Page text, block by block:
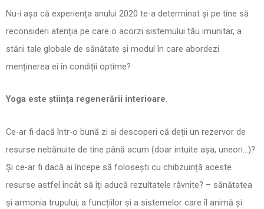
Nu-i așa că experiența anului 2020 te-a determinat și pe tine să
reconsideri atenția pe care o acorzi sistemului tău imunitar, a
stării tale globale de sănătate și modul în care abordezi
menținerea ei în condiții optime?
Yoga este știința regenerării interioare.
Ce-ar fi dacă într-o bună zi ai descoperi că deții un rezervor de
resurse nebănuite de tine până acum (doar intuite așa, uneori…)?
Și ce-ar fi dacă ai începe să folosești cu chibzuință aceste
resurse astfel încât să îți aducă rezultatele râvnite? – sănătatea
și armonia trupului, a funcțiilor și a sistemelor care îl animă și